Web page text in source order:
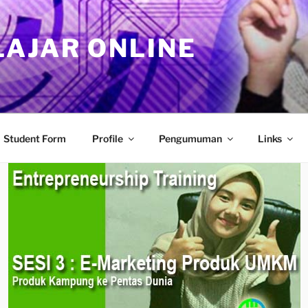
ONLINE
Student Form Profile Pengumuman Links